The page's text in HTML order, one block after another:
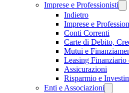
Imprese e Professionisti
Indietro
Imprese e
Conti Correnti
Carte di Debito,
Mutui e
Leasing Finanziario
Assicurazioni
Risparmio e
Enti e Associazioni